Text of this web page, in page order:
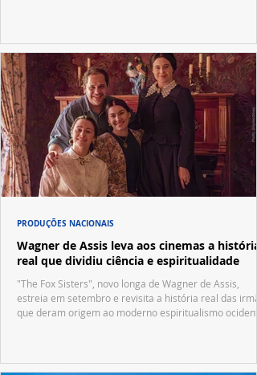
Wagner de Assis leva aos cinemas a história
real que dividiu ciência e espiritualidade
"The Fox Sisters", novo longa de Wagner de Assis,
estreia em setembro e revisita a história real das
que deram origem ao moderno espiritualismo
PRODUÇÕES NACIONAIS